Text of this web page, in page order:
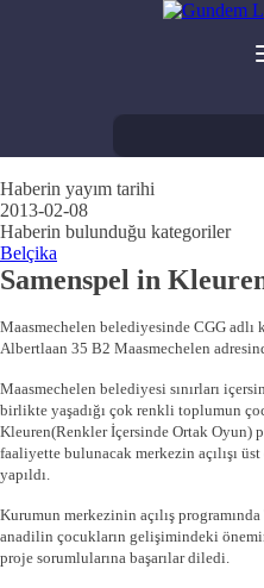
Haberin yayım tarihi
2013-02-08
Haberin bulunduğu kategoriler
Belçika
Samenspel in
Maasmechelen belediyesinde CGG
Albertlaan 35 B2 Maasmechelen
Maasmechelen belediyesi sınırları
birlikte yaşadığı çok renkli toplumun
Kleuren(Renkler İçersinde Ortak Oyun)
faaliyette bulunacak merkezin açılışı
yapıldı.
Kurumun merkezinin açılış
anadilin çocukların gelişimindeki
proje sorumlularına başarılar diledi.